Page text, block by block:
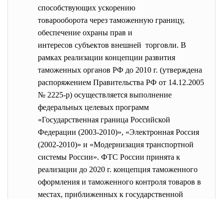
способствующих ускорению
товарооборота через таможенную границу,
обеспечение охраны прав и
интересов субъектов внешней торговли. В
рамках реализации концепции развития
таможенных органов РФ до 2010 г. (утверждена
распоряжением Правительства РФ от 14.12.2005
№ 2225-р) осуществляется выполнение
федеральных целевых программ
«Государственная граница Российской
Федерации (2003-2010)», «Электронная Россия
(2002-2010)» и «Модернизация транспортной
системы России». ФТС России принята к
реализации до 2020 г. концепция таможенного
оформления и таможенного контроля товаров в
местах, приближенных к государственной